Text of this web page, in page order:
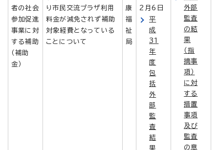
者の社会
参加促進
事業に対
する補助
（補助
金）
り市民交流プラザ利用
料金が減免されず補助
対象経費となっている
ことについて
康
福
祉
局
2月6日
平
成
31
年
度
包
括
外
部
監
査
結
果
外部
監査
の結
果
（指
摘事
項）
に対
する
措置
事項
及び
監査
の意